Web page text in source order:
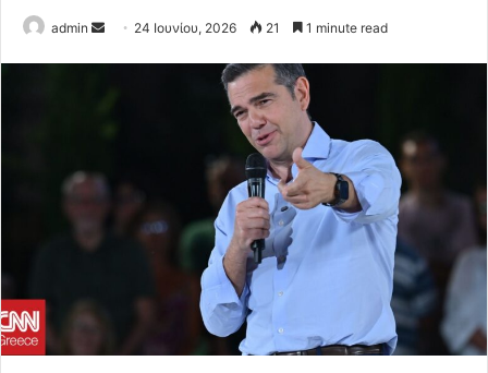
admin
Send 24 Ιουνίου, 2026 21 1 minute read